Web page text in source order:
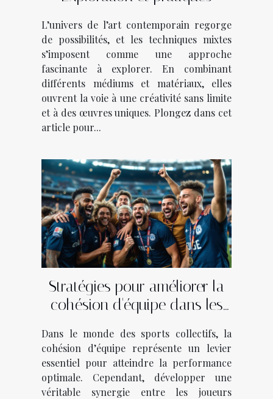
L’univers de l’art contemporain regorge
de possibilités, et les techniques mixtes
s’imposent comme une approche
fascinante à explorer. En combinant
différents médiums et matériaux, elles
ouvrent la voie à une créativité sans limite
et à des œuvres uniques. Plongez dans cet
article pour...
Stratégies pour améliorer la
cohésion d'équipe dans les
Dans le monde des sports collectifs, la
cohésion d’équipe représente un levier
essentiel pour atteindre la performance
optimale. Cependant, développer une
véritable synergie entre les joueurs